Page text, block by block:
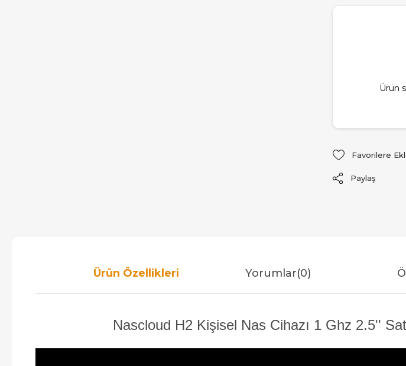
Ürün
Favorilere
Paylaş
Ürün Özellikleri Yorumlar(0)
Nascloud H2 Kişisel Nas Cihazı 1 Ghz 2.5''